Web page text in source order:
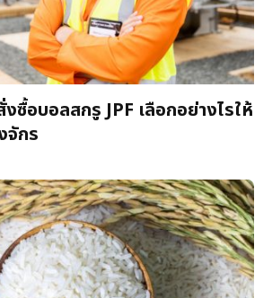
ซื้อบอลสกรู JPF เลือกอย่างไรให้
จักร